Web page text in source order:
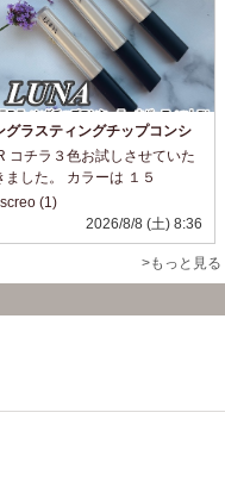
グラスティングチップコンシ
ーカバーフィットEX
コチラ３色お試しさせていた
ました。 カラーは １５
１７
２１N です。
色もあるので色選びが大変そ
すが ぴったり合う色を選べた
日のメイ...
(1)
2026/8/8 (土) 8:36
>もっと見る